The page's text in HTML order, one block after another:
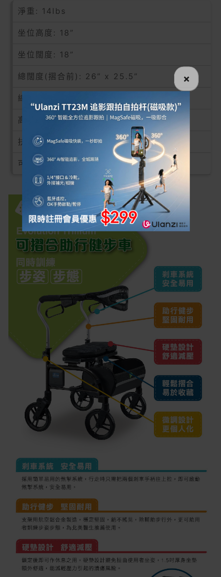
淨重: 14lbs
坐位高度: 18”
坐位闊度: 18”
總闊度(摺合前): 26” x 25.5”
總闊度(摺合後): 11″
高度: 31.5″
扶手高度: 31.5” – 34.5”
可承載重量: 300 lbs
×